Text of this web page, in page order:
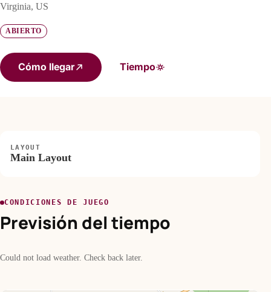
Virginia, US
ABIERTO
Cómo llegar Tiempo
LAYOUT
Main Layout
CONDICIONES DE JUEGO
Previsión del tiempo
Could not load weather. Check back later.